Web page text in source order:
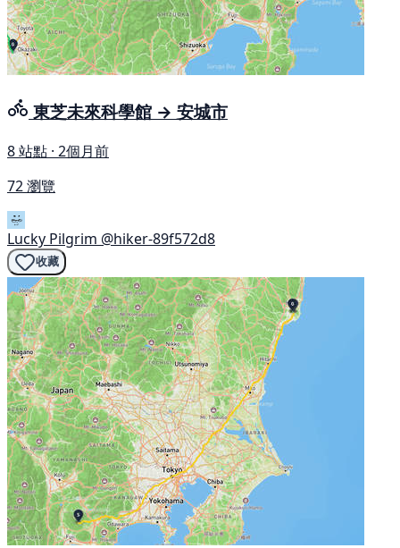
東芝未來科學館 → 安城市
8 站點 · 2個月前
72 瀏覽
Lucky Pilgrim @hiker-89f572d8
收藏